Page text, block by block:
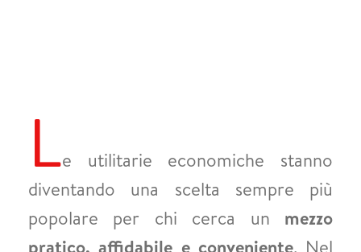
Le utilitarie economiche stanno
diventando una scelta sempre più
popolare per chi cerca un mezzo
pratico, affidabile e conveniente. Nel